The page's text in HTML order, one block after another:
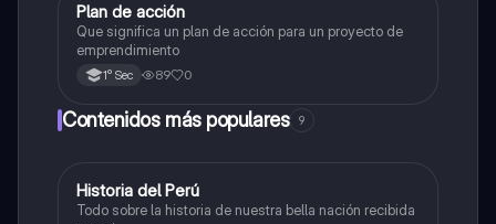
Educación para el Trabajo
Plan de acción
Que significa un plan de acción para un proyecto de
emprendimiento
1° Sec 89 0
Contenidos más populares 9
Ciencias Sociales
Historia del Perú
Todo sobre la historia de nuestra bella nación recibida